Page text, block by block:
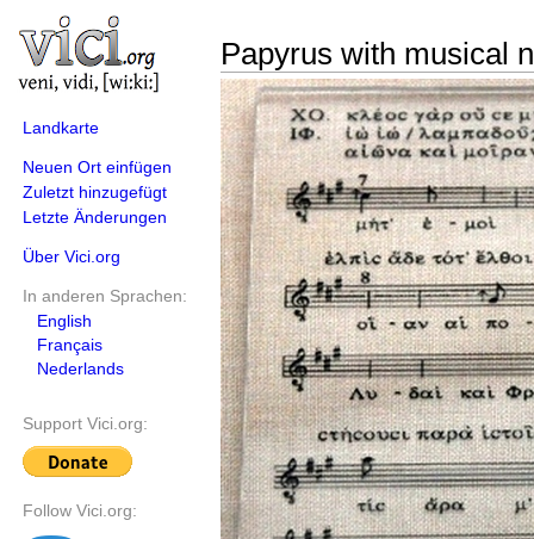
Landkarte
Neuen Ort einfügen
Zuletzt hinzugefügt
Letzte Änderungen
Über Vici.org
In anderen Sprachen:
English
Français
Nederlands
Support Vici.org:
Follow Vici.org:
Papyrus with musical